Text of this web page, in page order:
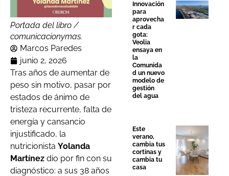
Portada del libro /
comunicacionymas.
Marcos Paredes
junio 2, 2026
Tras años de aumentar de
peso sin motivo, pasar por
estados de ánimo de
tristeza recurrente, falta de
energía y cansancio
injustificado, la
nutricionista Yolanda
Martínez dio por fin con su
diagnóstico: a sus 38 años
Innovación
para
aprovecha
r cada
gota:
Veolia
ensaya en
la
Comunida
d un nuevo
modelo de
gestión
del agua
Este
verano,
cambia tus
cortinas y
cambia tu
casa